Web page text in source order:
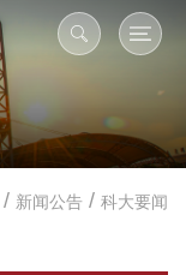
/ 新闻公告 / 科大要闻